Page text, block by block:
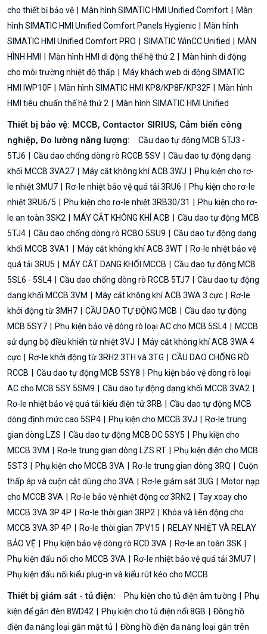
cho thiết bị bảo vệ
Màn hình SIMATIC HMI Unified Comfort
Màn
hình SIMATIC HMI Unified Comfort Panels Hygienic
Màn hình
SIMATIC HMI Unified Comfort PRO
SIMATIC WinCC Unified
MÀN
HÌNH HMI
Màn hình HMI di động thế hệ thứ 2
Màn hình di động
cho môi trường nhiệt độ thấp
Máy khách web di động SIMATIC
HMI IWP10F
Màn hình SIMATIC HMI KP8/KP8F/KP32F
Màn hình
HMI tiêu chuẩn thế hệ thứ 2
Màn hình SIMATIC HMI Unified
Thiết bị bảo vệ: MCCB, Contactor SIRIUS, Cảm biến công
nghiệp, Đo lường năng lượng:
Cầu dao tự động MCB 5TJ3 -
5TJ6
Cầu dao chống dòng rò RCCB 5SV
Cầu dao tự động dạng
khối MCCB 3VA27
Máy cắt không khí ACB 3WJ
Phụ kiện cho rơ-
le nhiệt 3MU7
Rơ-le nhiệt bảo vệ quá tải 3RU6
Phụ kiện cho rơ-le
nhiệt 3RU6/5
Phụ kiện cho rơ-le nhiệt 3RB30/31
Phụ kiện cho rơ-
le an toàn 3SK2
MÁY CẮT KHÔNG KHÍ ACB
Cầu dao tự động MCB
5TJ4
Cầu dao chống dòng rò RCBO 5SU9
Cầu dao tự động dạng
khối MCCB 3VA1
Máy cắt không khí ACB 3WT
Rơ-le nhiệt bảo vệ
quá tải 3RU5
MÁY CẮT DẠNG KHỐI MCCB
Cầu dao tự động MCB
5SL6 - 5SL4
Cầu dao chống dòng rò RCCB 5TJ7
Cầu dao tự động
dạng khối MCCB 3VM
Máy cắt không khí ACB 3WA 3 cực
Rơ-le
khởi động từ 3MH7
CẦU DAO TỰ ĐỘNG MCB
Cầu dao tự động
MCB 5SY7
Phụ kiện bảo vệ dòng rò loại AC cho MCB 5SL4
MCCB
sử dụng bộ điều khiển từ nhiệt 3VJ
Máy cắt không khí ACB 3WA 4
cực
Rơ-le khởi động từ 3RH2 3TH và 3TG
CẦU DAO CHỐNG RÒ
RCCB
Cầu dao tự động MCB 5SY8
Phụ kiện bảo vệ dòng rò loại
AC cho MCB 5SY 5SM9
Cầu dao tự động dạng khối MCCB 3VA2
Rơ-le nhiệt bảo vệ quá tải kiểu điện tử 3RB
Cầu dao tự động MCB
dòng định mức cao 5SP4
Phụ kiện cho MCCB 3VJ
Rơ-le trung
gian dòng LZS
Cầu dao tự động MCB DC 5SY5
Phụ kiện cho
MCCB 3VM
Rơ-le trung gian dòng LZS RT
Phụ kiện điện cho MCB
5ST3
Phụ kiện cho MCCB 3VA Rơ-le trung gian dòng 3RQ
Cuộn
thấp áp và cuộn cắt dùng cho 3VA
Rơ-le giám sát 3UG
Motor nạp
cho MCCB 3VA
Rơ-le bảo vệ nhiệt động cơ 3RN2
Tay xoay cho
MCCB 3VA 3P 4P
Rơ-le thời gian 3RP2
Khóa và liên động cho
MCCB 3VA 3P 4P
Rơ-le thời gian 7PV15
RELAY NHIỆT VÀ RELAY
BẢO VỆ
Phụ kiện bảo vệ dòng rò RCD 3VA
Rơ-le an toàn 3SK
Phụ kiện đấu nối cho MCCB 3VA
Rơ-le nhiệt bảo vệ quá tải 3MU7
Phụ kiện đấu nối kiểu plug-in và kiểu rút kéo cho MCCB
Thiết bị giám sát - tủ điện: Phụ kiện cho tủ điện âm tường
Phụ
kiện để gắn đèn 8WD42
Phụ kiện cho tủ điện nổi 8GB
Đồng hồ
điện đa năng loại gắn mặt tủ
Đồng hồ điện đa năng loại gắn trên